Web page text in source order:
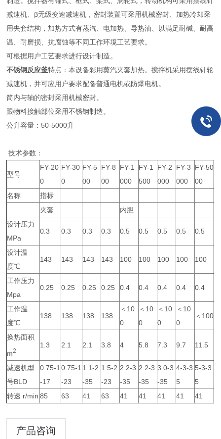
减速机、β无级变速减速机，密封装置可采用机械密封、加热冷却采
用夹套结构，加热方式有蒸汽、电加热、导热油、以满足耐碱、耐高
温、耐磨损、抗腐蚀等不同工作环境工艺要求。
可根据用户工艺要求进行设计制造。
不锈钢反应釜特点：本设备彩用蒸汽夹套加热。搅拌机采用摆线针轮
减速机，并可应用户要求配备普通电机或防爆电机。
筒内与轴的密封采用机械密封。
跟物料接触部位采用不锈钢制造。
公升容量：50-5000升
技术参数：
型号
FY-20
0
FY-30
0
FY-5
00
FY-8
00
FY-1
000
FY-1
500
FY-2
000
FY-3
000
FY-50
00
名称
指标
夹套
内胆
设计压力
MPa
0.3 0.3 0.3 0.3 0.5 0.5 0.5 0.5 0.5
设计温
度℃
143 143 143 143 100 100 100 100 100
工作压力
Mpa
0.25 0.25 0.25 0.25 0.4 0.4 0.4 0.4 0.4
工作温
度℃
138 138 138 138
＜10
0
＜10
0
＜10
0
＜10
0
＜100
换热面积
m2
1.3 2.1 2.1 3.8 4 5.8 7.3 9.7 11.5
减速机型
号BLD
0.75-1
-17
0.75-1
-23
1.1-2
-35
1.5-2
-23
2.2-3
-35
2.2-3
-35
3.0-3
-35
4-3-3
5
5-3-3
5
转速 r/min 85 63 41 63 41 41 41 41 41
产品咨询